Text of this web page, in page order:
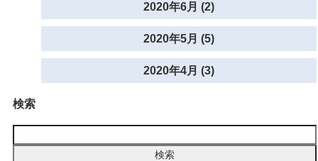
2020年6月 (2)
2020年5月 (5)
2020年4月 (3)
検索